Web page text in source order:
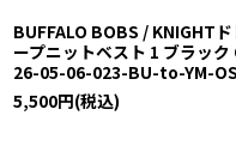
BUFFALO BOBS / KNIGHTド
ープニットベスト 1 ブラック
26-05-06-023-BU-to-YM-OS
5,500円(税込)